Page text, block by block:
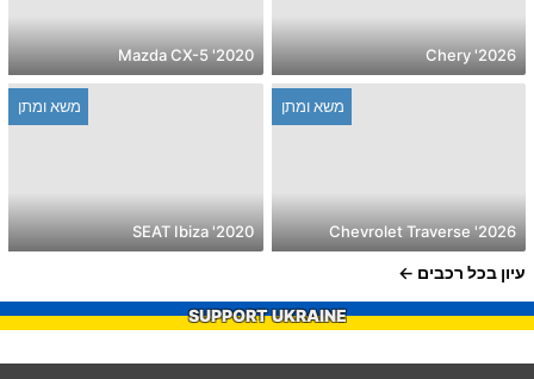
2026' Chery
2020' Mazda CX-5
משא ומתן
2026' Chevrolet Traverse
משא ומתן
2020' SEAT Ibiza
עיון בכל רכבים
SUPPORT UKRAINE